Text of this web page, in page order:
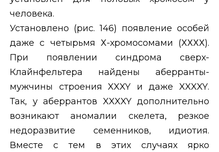
человека.
Установлено (рис. 146) появление особей
даже с четырьмя Х-хромосомами (ХХХХ).
При появлении синдрома сверх-
Клайнфельтера найдены аберранты-
мужчины строенияXXXY и дажеXXXXY.
Так, у аберрантов XXXXY дополнительно
возникают аномалии скелета, резкое
недоразвитие семенников, идиотия.
Вместе с тем в этих случаях ярко